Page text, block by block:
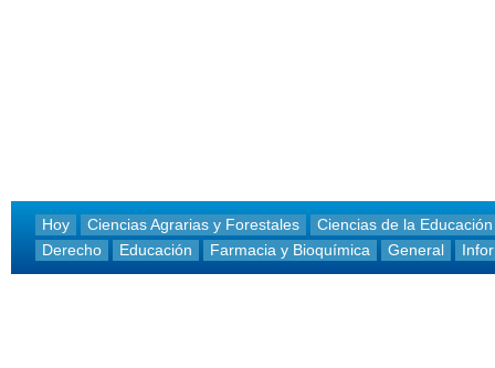
Hoy Ciencias Agrarias y Forestales
Ciencias de la Educación
Derecho
Educación Farmacia y Bioquímica General